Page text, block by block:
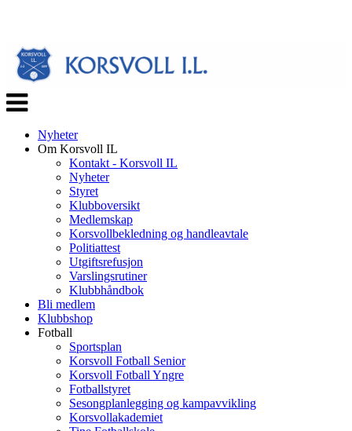
Veksle
navigasjon
Nyheter
Om Korsvoll IL
Kontakt - Korsvoll IL
Nyheter
Styret
Klubboversikt
Medlemskap
Korsvollbekledning og handleavtale
Politiattest
Utgiftsrefusjon
Varslingsrutiner
Klubbhåndbok
Bli medlem
Klubbshop
Fotball
Sportsplan
Korsvoll Fotball Senior
Korsvoll Fotball Yngre
Fotballstyret
Sesongplanlegging og kampavvikling
Korsvollakademiet